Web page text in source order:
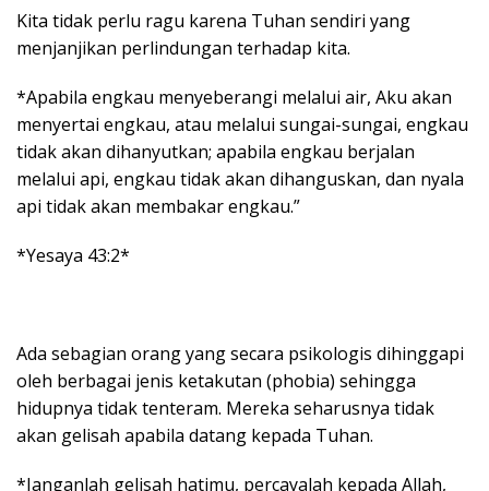
Kita tidak perlu ragu karena Tuhan sendiri yang
menjanjikan perlindungan terhadap kita.
*Apabila engkau menyeberangi melalui air, Aku akan
menyertai engkau, atau melalui sungai-sungai, engkau
tidak akan dihanyutkan; apabila engkau berjalan
melalui api, engkau tidak akan dihanguskan, dan nyala
api tidak akan membakar engkau.”
*Yesaya 43:2*
Ada sebagian orang yang secara psikologis dihinggapi
oleh berbagai jenis ketakutan (phobia) sehingga
hidupnya tidak tenteram. Mereka seharusnya tidak
akan gelisah apabila datang kepada Tuhan.
*Janganlah gelisah hatimu, percayalah kepada Allah,